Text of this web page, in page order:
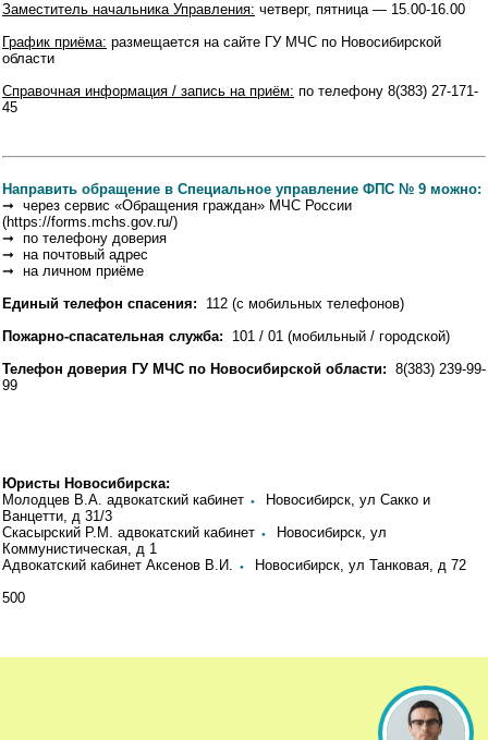
Заместитель начальника Управления: четверг, пятница — 15.00-16.00
График приёма: размещается на сайте ГУ МЧС по Новосибирской
области
Справочная информация / запись на приём: по телефону 8(383) 27-171-
45
Направить обращение в Специальное управление ФПС № 9 можно:
➞ через сервис «Обращения граждан» МЧС России
(https://forms.mchs.gov.ru/)
➞ по телефону доверия
➞ на почтовый адрес
➞ на личном приёме
Единый телефон спасения: 112 (с мобильных телефонов)
Пожарно-спасательная служба: 101 / 01 (мобильный / городской)
Телефон доверия ГУ МЧС по Новосибирской области: 8(383) 239-99-
99
Юристы Новосибирска:
Молодцев В.А. адвокатский кабинет ⬩
Новосибирск, ул Сакко и
Ванцетти, д 31/3
Скасырский Р.М. адвокатский кабинет ⬩
Новосибирск, ул
Коммунистическая, д 1
Адвокатский кабинет Аксенов В.И. ⬩
Новосибирск, ул Танковая, д 72
500